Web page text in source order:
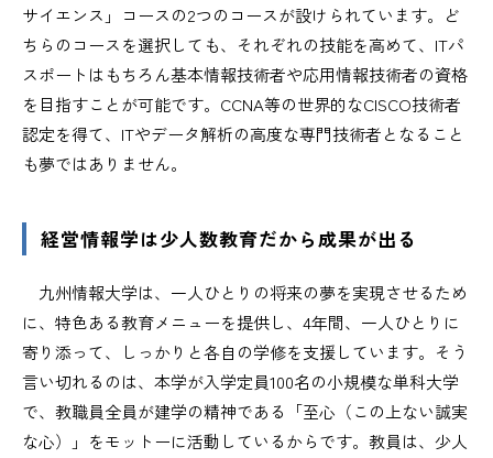
サイエンス」コースの2つのコースが設けられています。ど
ちらのコースを選択しても、それぞれの技能を高めて、ITパ
スポートはもちろん基本情報技術者や応用情報技術者の資格
を目指すことが可能です。CCNA等の世界的なCISCO技術者
認定を得て、ITやデータ解析の高度な専門技術者となること
も夢ではありません。
経営情報学は少人数教育だから成果が出る
九州情報大学は、一人ひとりの将来の夢を実現させるため
に、特色ある教育メニューを提供し、4年間、一人ひとりに
寄り添って、しっかりと各自の学修を支援しています。そう
言い切れるのは、本学が入学定員100名の小規模な単科大学
で、教職員全員が建学の精神である「至心（この上ない誠実
な心）」をモットーに活動しているからです。教員は、少人